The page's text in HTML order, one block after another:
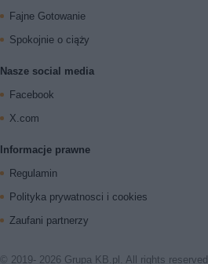
Fajne Gotowanie
Spokojnie o ciąży
Nasze social media
Facebook
X.com
Informacje prawne
Regulamin
Polityka prywatnosci i cookies
Zaufani partnerzy
© 2019- 2026 Grupa KB.pl. All rights reserved.